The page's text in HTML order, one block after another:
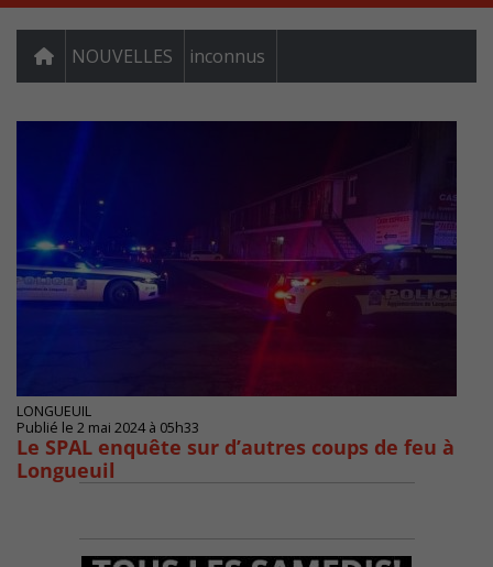
NOUVELLES inconnus
LONGUEUIL
Publié le 2 mai 2024 à 05h33
Le SPAL enquête sur d’autres coups de feu à
Longueuil